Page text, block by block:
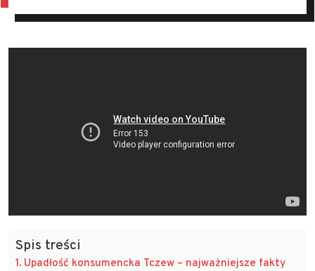
Spis treści
Upadłość konsumencka Tczew – najważniejsze fakty